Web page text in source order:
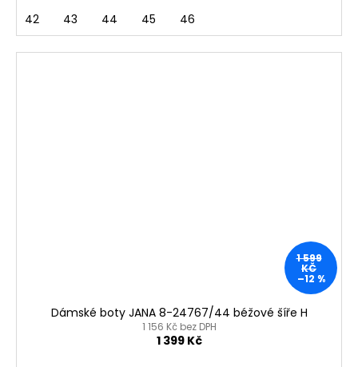
42 43 44 45 46
1 599
KČ
–12 %
Dámské boty JANA 8-24767/44 béžové šíře H
1 156 Kč bez DPH
1 399 Kč